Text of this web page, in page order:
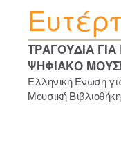
ΤΡΑΓΟΥΔΙΑ
ΨΗΦΙΑΚΟ
Ελληνική Ένωση
Μουσική